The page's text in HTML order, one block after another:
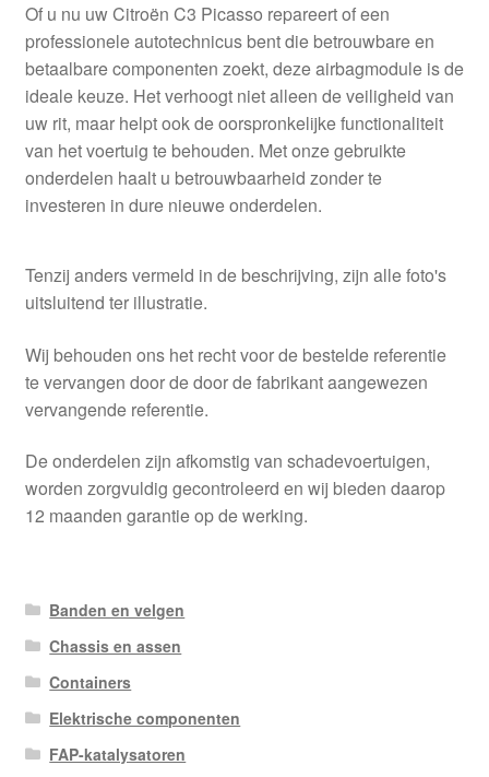
Of u nu uw Citroën C3 Picasso repareert of een
professionele autotechnicus bent die betrouwbare en
betaalbare componenten zoekt, deze airbagmodule is de
ideale keuze. Het verhoogt niet alleen de veiligheid van
uw rit, maar helpt ook de oorspronkelijke functionaliteit
van het voertuig te behouden. Met onze gebruikte
onderdelen haalt u betrouwbaarheid zonder te
investeren in dure nieuwe onderdelen.
Tenzij anders vermeld in de beschrijving, zijn alle foto's
uitsluitend ter illustratie.
Wij behouden ons het recht voor de bestelde referentie
te vervangen door de door de fabrikant aangewezen
vervangende referentie.
De onderdelen zijn afkomstig van schadevoertuigen,
worden zorgvuldig gecontroleerd en wij bieden daarop
12 maanden garantie op de werking.
Banden en velgen
Chassis en assen
Containers
Elektrische componenten
FAP-katalysatoren